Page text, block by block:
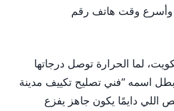
وأسرع وقت هاتف رقم
لما الحرارة توصل درجاتها
بطل اسمه “فني تصليح تكييف مدينة
اللي دايمًا يكون جاهز يفزع